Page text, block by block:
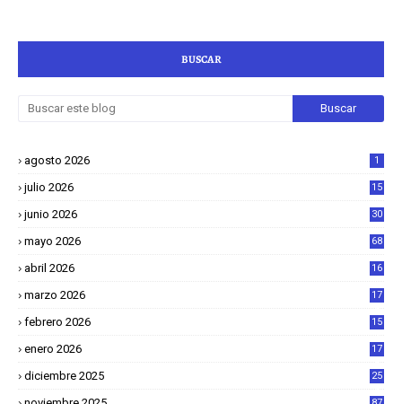
BUSCAR
agosto 2026 1
julio 2026 15
junio 2026 30
mayo 2026 68
abril 2026
16
marzo 2026
17
febrero 2026
15
enero 2026
17
diciembre 2025
25